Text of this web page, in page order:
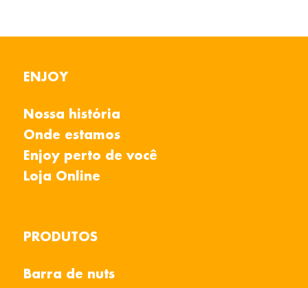
ENJOY
Nossa história
Onde estamos
Enjoy perto de você
Loja Online
PRODUTOS
Barra de nuts